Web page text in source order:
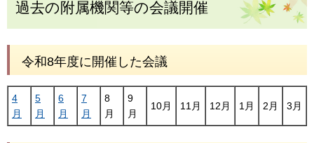
過去の附属機関等の会議開催
令和8年度に開催した会議
4
月
5
月
6
月
7
月
8
月
9
月
10月 11月 12月 1月 2月 3月